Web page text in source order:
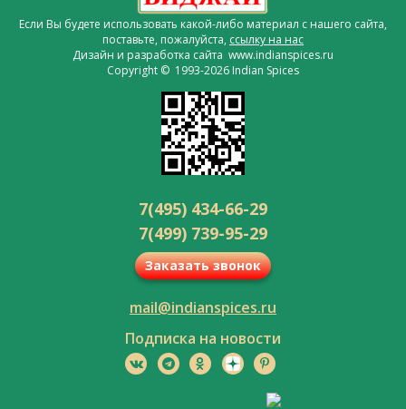
Если Вы будете использовать какой-либо материал с нашего сайта,
поставьте, пожалуйста, ссылку на нас
Дизайн и разработка сайта www.indianspices.ru
Copyright © 1993-2026 Indian Spices
7(495) 434-66-29
7(499) 739-95-29
Заказать звонок
mail@indianspices.ru
Подписка на новости